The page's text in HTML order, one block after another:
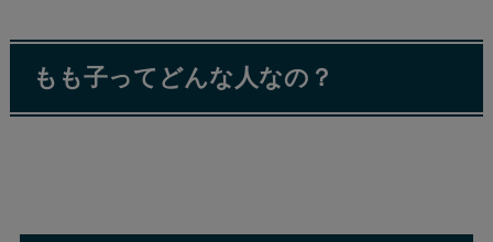
もも子ってどんな人なの？